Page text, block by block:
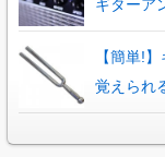
ギターア
【簡単!
覚えられ